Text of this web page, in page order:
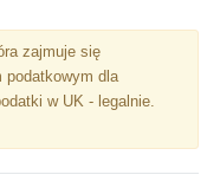
zajmuje się
podatkowym dla
w UK - legalnie.